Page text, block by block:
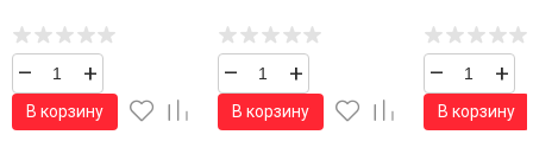
– +
В корзину
– +
В корзину
– +
В корзину